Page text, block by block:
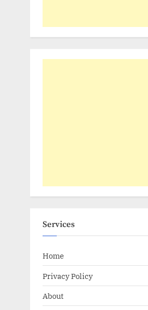
Services
Home
Privacy Policy
About